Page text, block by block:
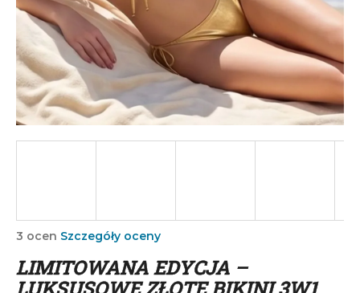
Średnia
produktu
wynosi
3 ocen Szczegóły oceny
LIMITOWANA EDYCJA –
SZUKAJ
P
a
m
y